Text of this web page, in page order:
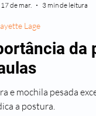
Os 50 anos da Rosa
da
pesada excesso de peso na mochila
a postura.
Lage
17 de mar.
3 min de leitura